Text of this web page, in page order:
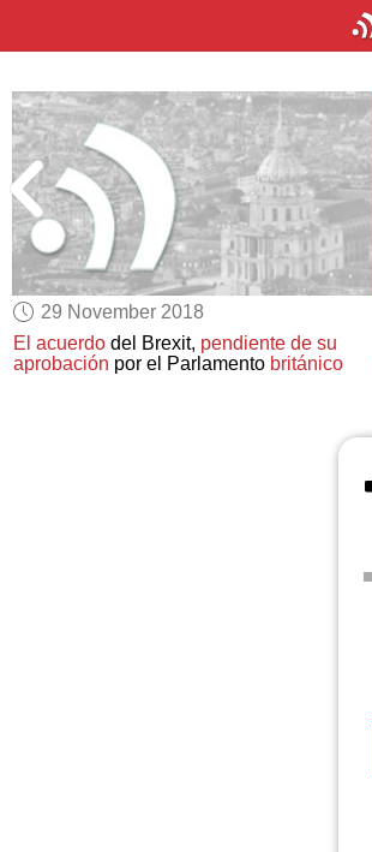
29 November 2018
El acuerdo del Brexit, pendiente de su
aprobación por el Parlamento británico